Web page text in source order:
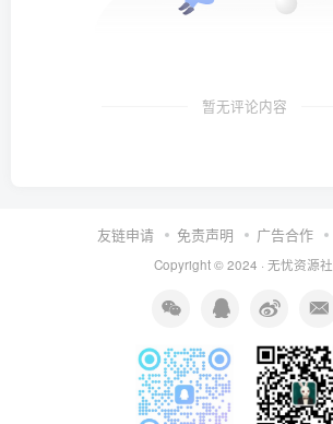
暂无评论内容
友链申请 免责声明 广告合作
Copyright © 2024 · 无忧资源社